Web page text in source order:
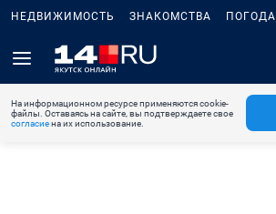
НЕДВИЖИМОСТЬ ЗНАКОМСТВА ПОГОДА
На информационном ресурсе применяются cookie-
файлы. Оставаясь на сайте, вы подтверждаете свое
согласиена их использование.